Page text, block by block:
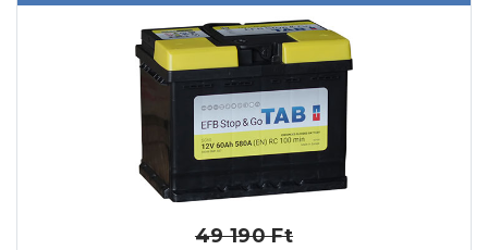
49 190 Ft